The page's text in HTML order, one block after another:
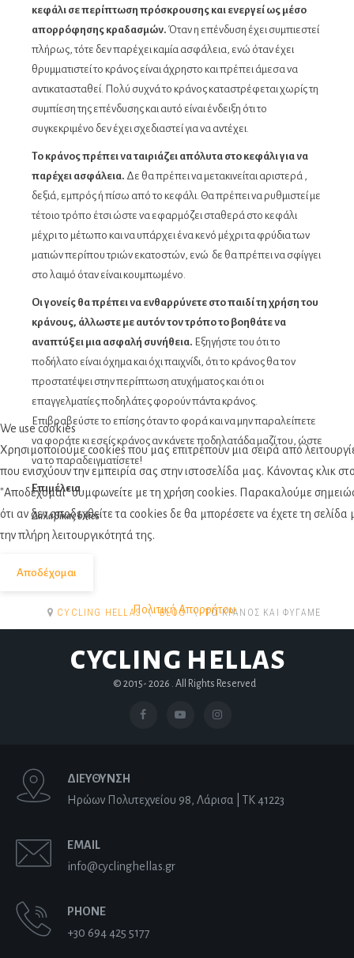
κεφάλι σε περίπτωση πρόσκρουσης και ενεργεί ως μέσο
απορρόφησης κραδασμών. Όταν η επένδυση έχει συμπιεστεί
πλήρως, τότε δεν παρέχει καμία ασφάλεια, ενώ όταν έχει
θρυμματιστεί το κράνος είναι άχρηστο και πρέπει άμεσα να
αντικατασταθεί. Πολύ συχνά το κράνος καταστρέφεται χωρίς τη
συμπίεση της επένδυσης και αυτό είναι ένδειξη ότι το
συγκεκριμένο δεν έχει σχεδιαστεί για να αντέχει.
Το κράνος πρέπει να ταιριάζει απόλυτα στο κεφάλι για να
παρέχει ασφάλεια. Δε θα πρέπει να μετακινείται αριστερά ,
δεξιά, εμπρός ή πίσω από το κεφάλι. Θα πρέπει να ρυθμιστεί με
τέτοιο τρόπο έτσι ώστε να εφαρμόζει σταθερά στο κεφάλι
μέχρι το μέτωπο και να υπάρχει ένα κενό μέχρι τα φρύδια των
ματιών περίπου τριών εκατοστών, ενώ δε θα πρέπει να σφίγγει
στο λαιμό όταν είναι κουμπωμένο.
Οι γονείς θα πρέπει να ενθαρρύνετε στο παιδί τη χρήση του
κράνους, άλλωστε με αυτόν τον τρόπο το βοηθάτε να
αναπτύξει μια ασφαλή συνήθεια. Εξηγήστε του ότι το
ποδήλατο είναι όχημα και όχι παιχνίδι, ότι το κράνος θα τον
προστατέψει στην περίπτωση ατυχήματος και ότι οι
επαγγελματίες ποδηλάτες φορούν πάντα κράνος.
Επιβραβεύστε το επίσης όταν το φορά και να μην παραλείπετε
να φοράτε κι εσείς κράνος αν κάνετε ποδηλατάδα μαζί του, ώστε
να το παραδειγματίσετε!
Επιμέλεια
Δαλαβίκας bikes
CYCLING HELLAS BLOG ΤΟ ΚΡΆΝΟΣ ΚΑΙ ΦΎΓΑΜΕ
CYCLING HELLAS
© 2015- 2026 . All Rights Reserved
ΔΙΕΥΘΥΝΣΗ
Ηρώων Πολυτεχνείου 98, Λάρισα | ΤΚ 41223
EMAIL
info@cyclinghellas.gr
PHONE
+30 694 425 5177
We use cookies
Χρησιμοποιούμε cookies που μας επιτρέπουν μια σειρά από
που ενισχύουν την εμπειρία σας στην ιστοσελίδα μας. Κάνοντας κλικ
"Αποδέχομαι" συμφωνείτε με τη χρήση cookies. Παρακαλούμε
ότι αν δεν αποδεχθείτε τα cookies δε θα μπορέσετε να έχετε τη σελίδα
την πλήρη λειτουργικότητά της.
Αποδέχομαι
Πολιτική Απορρήτου